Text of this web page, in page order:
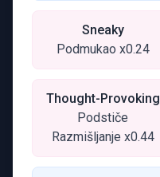
Sneaky
Podmukao x0.24
Thought-Provoking
Podstiče
Razmišljanje x0.44